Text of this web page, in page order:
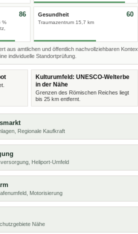
%
86 Gesundheit
Traumazentrum 15,7 km
60
aus amtlichen und öffentlich nachvollziehbaren
individuelle Standortprüfung.
Kulturumfeld: UNESCO-Welterbe
in der Nähe
Grenzen des Römischen Reiches liegt
bis 25 km entfernt.
Regionale Kaufkraft
Heliport-Umfeld
Motorisierung
Nähe